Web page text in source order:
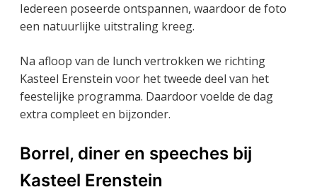
Iedereen poseerde ontspannen, waardoor de foto
een natuurlijke uitstraling kreeg.
Na afloop van de lunch vertrokken we richting
Kasteel Erenstein voor het tweede deel van het
feestelijke programma. Daardoor voelde de dag
extra compleet en bijzonder.
Borrel, diner en speeches bij
Kasteel Erenstein